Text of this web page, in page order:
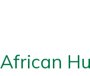
African